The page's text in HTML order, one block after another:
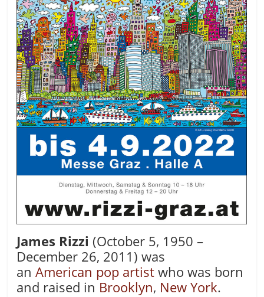
James Rizzi (October 5, 1950 –
December 26, 2011 ) was
anAmerican pop artist who was born
and raised in Brooklyn, New York.